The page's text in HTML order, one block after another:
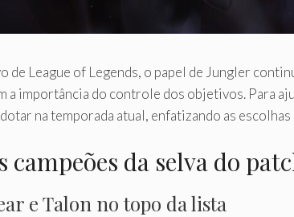
de League of Legends, o papel de Jungler
a importância do controle dos objetivos. Para
na temporada atual, enfatizando as
campeões da selva do
e Talon no topo da lista